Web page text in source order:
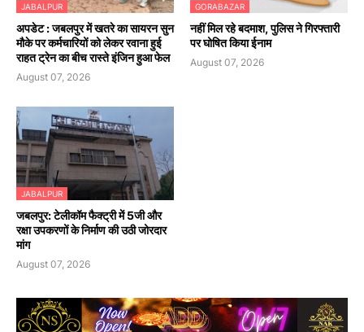
JABALPUR
अपडेट : जबलपुर में खतरे का सायरन सुन
मौके पर कर्मचारियों को लेकर रवाना हुई
राहत ट्रेन का बीच रास्ते इंजिन हुआ फेल
August 07, 2026
GORABAZAR
नहीं मिल रहे बदमाश, पुलिस ने गिरफ्तारी
पर घोषित किया ईनाम
August 07, 2026
JABALPUR
जबलपुर: टेलीकॉम फैक्ट्री में 5जी और
रक्षा उपकरणों के निर्माण की उठी जोरदार
मांग
August 07, 2026